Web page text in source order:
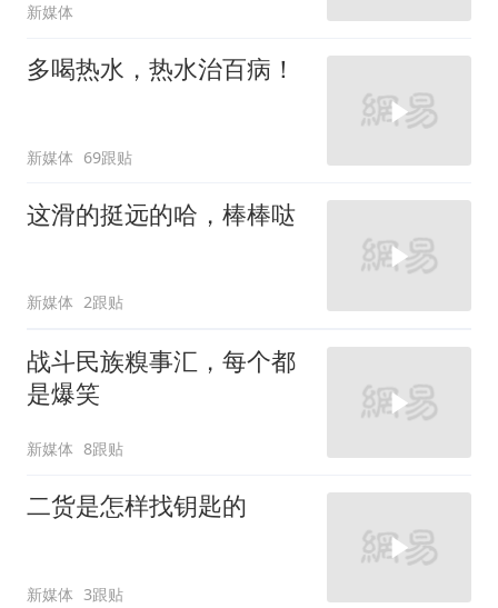
新媒体
多喝热水，热水治百病！
新媒体 69跟贴
这滑的挺远的哈，棒棒哒
新媒体 2跟贴
战斗民族糗事汇，每个都
是爆笑
新媒体 8跟贴
二货是怎样找钥匙的
新媒体 3跟贴